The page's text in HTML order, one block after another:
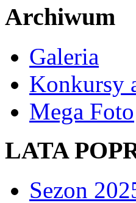
Archiwum
Galeria
Konkursy
Mega Foto
LATA
Sezon